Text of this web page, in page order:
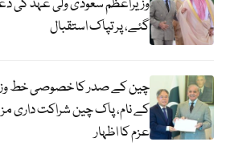
وزیراعظم سعودی ولی عہد کی
گئے، پر تپاک استقبال
چین کے صدر کا خصوصی خط
کے نام، پاک چین شراکت داری
عزم کا اظہار